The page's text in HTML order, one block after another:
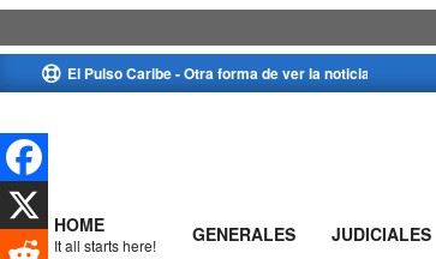
to
El Pulso Caribe - Otra forma de ver la noticia
Primary
HOME
It all starts here! GENERALES JUDICIALES